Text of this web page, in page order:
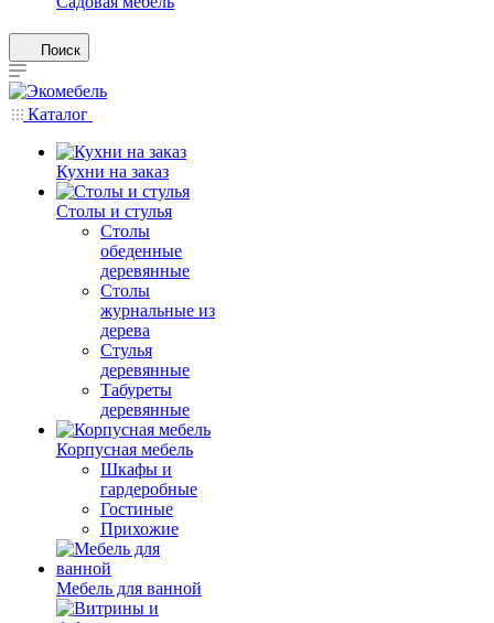
Поиск
Каталог
Кухни на заказ
Столы и стулья
Столы
обеденные
деревянные
Столы
журнальные из
дерева
Стулья
деревянные
Табуреты
деревянные
Корпусная мебель
Шкафы и
гардеробные
Гостиные
Прихожие
Мебель для ванной